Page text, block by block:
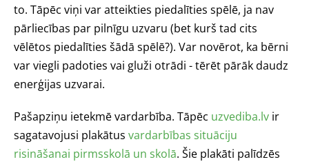
to. Tāpēc viņi var atteikties piedalīties spēlē, ja nav
pārliecības par pilnīgu uzvaru (bet kurš tad cits
vēlētos piedalīties šādā spēlē?). Var novērot, ka bērni
var viegli padoties vai gluži otrādi - tērēt pārāk daudz
enerģijas uzvarai.
Pašapziņu ietekmē vardarbība. Tāpēc uzvediba.lv ir
sagatavojusi plakātus vardarbības situāciju
risināšanai pirmsskolā un skolā. Šie plakāti palīdzēs